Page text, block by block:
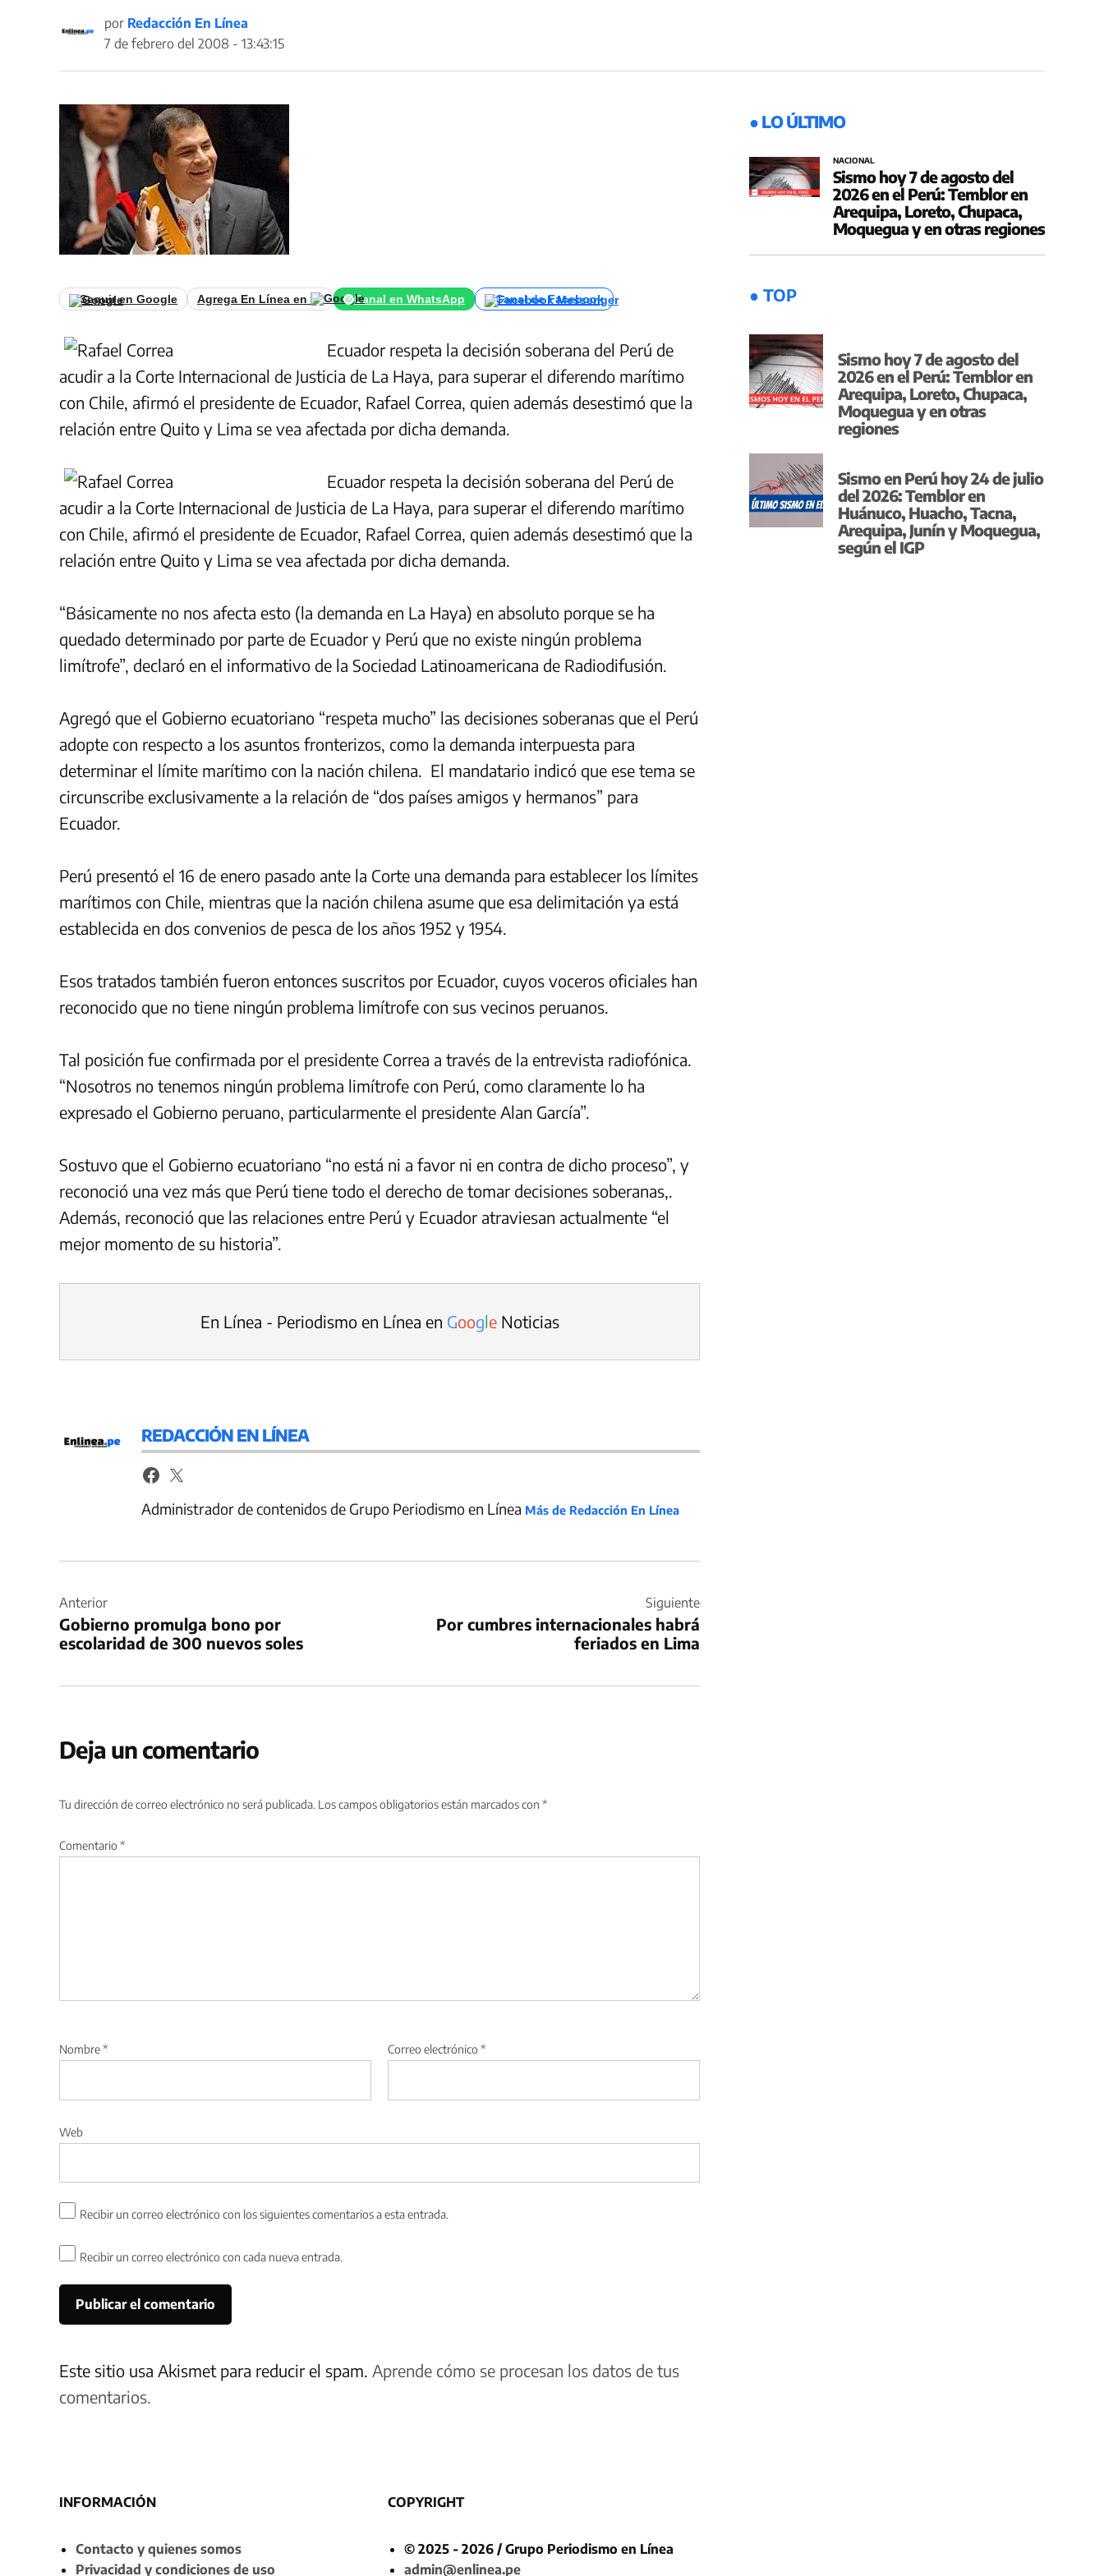
por Redacción En Línea
7 de febrero del 2008 - 13:43:15
Seguir en Google Agrega En Línea en Canal en WhatsApp Canal de Facebook
Ecuador respeta la decisión soberana del Perú de
acudir a la Corte Internacional de Justicia de La Haya, para superar el diferendo marítimo
con Chile, afirmó el presidente de Ecuador, Rafael Correa, quien además desestimó que la
relación entre Quito y Lima se vea afectada por dicha demanda.
Ecuador respeta la decisión soberana del Perú de
acudir a la Corte Internacional de Justicia de La Haya, para superar el diferendo marítimo
con Chile, afirmó el presidente de Ecuador, Rafael Correa, quien además desestimó que la
relación entre Quito y Lima se vea afectada por dicha demanda.
“Básicamente no nos afecta esto (la demanda en La Haya) en absoluto porque se ha
quedado determinado por parte de Ecuador y Perú que no existe ningún problema
limítrofe”, declaró en el informativo de la Sociedad Latinoamericana de Radiodifusión.
Agregó que el Gobierno ecuatoriano “respeta mucho” las decisiones soberanas que el Perú
adopte con respecto a los asuntos fronterizos, como la demanda interpuesta para
determinar el límite marítimo con la nación chilena. El mandatario indicó que ese tema se
circunscribe exclusivamente a la relación de “dos países amigos y hermanos” para
Ecuador.
Perú presentó el 16 de enero pasado ante la Corte una demanda para establecer los límites
marítimos con Chile, mientras que la nación chilena asume que esa delimitación ya está
establecida en dos convenios de pesca de los años 1952 y 1954.
Esos tratados también fueron entonces suscritos por Ecuador, cuyos voceros oficiales han
reconocido que no tiene ningún problema limítrofe con sus vecinos peruanos.
Tal posición fue confirmada por el presidente Correa a través de la entrevista radiofónica.
“Nosotros no tenemos ningún problema limítrofe con Perú, como claramente lo ha
expresado el Gobierno peruano, particularmente el presidente Alan García”.
Sostuvo que el Gobierno ecuatoriano “no está ni a favor ni en contra de dicho proceso”, y
reconoció una vez más que Perú tiene todo el derecho de tomar decisiones soberanas,.
Además, reconoció que las relaciones entre Perú y Ecuador atraviesan actualmente “el
mejor momento de su historia”.
En Línea - Periodismo en Línea en GoogleNoticias
REDACCIÓN EN LÍNEA
Administrador de contenidos de Grupo Periodismo en Línea Más de Redacción En Línea
de
entradas
Anterior
Gobierno promulga bono por
escolaridad de 300 nuevos soles
Siguiente
Por cumbres internacionales habrá
feriados en Lima
Deja un comentario
Tu dirección de correo electrónico no será publicada. Los campos obligatorios están marcados con *
Comentario *
Nombre* Correo electrónico *
Web
Recibir un correo electrónico con los siguientes comentarios a esta entrada.
Recibir un correo electrónico con cada nueva entrada.
Este sitio usa Akismet para reducir el spam. Aprende cómo se procesan los datos de tus
comentarios.
● LO ÚLTIMO
NACIONAL
Sismo hoy 7 de agosto del
2026 en el Perú: Temblor en
Arequipa, Loreto, Chupaca,
Moquegua y en otras regiones
● TOP
Sismo hoy 7 de agosto del
2026 en el Perú: Temblor en
Arequipa, Loreto, Chupaca,
Moquegua y en otras
regiones
Sismo en Perú hoy 24 de julio
del 2026: Temblor en
Huánuco, Huacho, Tacna,
Arequipa, Junín y Moquegua,
según el IGP
INFORMACIÓN
Contacto y quienes somos
Privacidad y condiciones de uso
COPYRIGHT
© 2025 - 2026 / Grupo Periodismo en Línea
admin@enlinea.pe